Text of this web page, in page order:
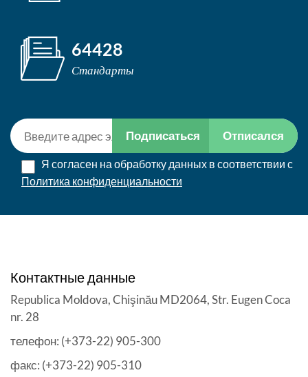
64428
Стандарты
Подписаться Отписался
Я согласен на обработку данных в соответствии с
Политика конфиденциальности
Контактные данные
Republica Moldova, Chişinău MD2064, Str. Eugen Coca
nr. 28
телефон: (+373-22) 905-300
факс: (+373-22) 905-310